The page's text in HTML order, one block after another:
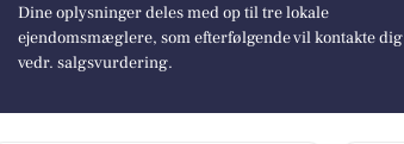
Dine oplysninger deles med op til tre lokale
ejendomsmæglere, som efterfølgende vil kontakte dig
vedr. salgsvurdering.